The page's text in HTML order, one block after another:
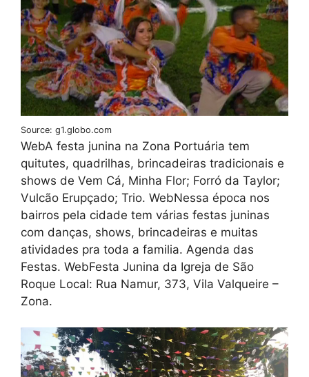
Source: g1.globo.com
WebA festa junina na Zona Portuária tem
quitutes, quadrilhas, brincadeiras tradicionais e
shows de Vem Cá, Minha Flor; Forró da Taylor;
Vulcão Erupçado; Trio. WebNessa época nos
bairros pela cidade tem várias festas juninas
com danças, shows, brincadeiras e muitas
atividades pra toda a familia. Agenda das
Festas. WebFesta Junina da Igreja de São
Roque Local: Rua Namur, 373, Vila Valqueire –
Zona.